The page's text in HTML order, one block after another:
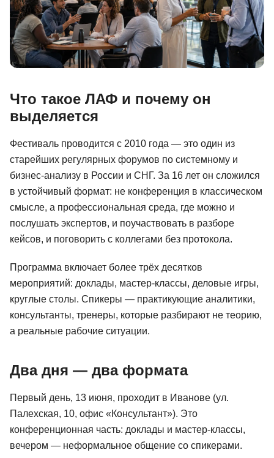
Что такое ЛАФ и почему он
выделяется
Фестиваль проводится с 2010 года — это один из
старейших регулярных форумов по системному и
бизнес-анализу в России и СНГ. За 16 лет он сложился
в устойчивый формат: не конференция в классическом
смысле, а профессиональная среда, где можно и
послушать экспертов, и поучаствовать в разборе
кейсов, и поговорить с коллегами без протокола.
Программа включает более трёх десятков
мероприятий: доклады, мастер-классы, деловые игры,
круглые столы. Спикеры — практикующие аналитики,
консультанты, тренеры, которые разбирают не теорию,
а реальные рабочие ситуации.
Два дня — два формата
Первый день, 13 июня, проходит в Иванове (ул.
Палехская, 10, офис «Консультант»). Это
конференционная часть: доклады и мастер-классы,
вечером — неформальное общение со спикерами.
Рейтинг онлайн-школ